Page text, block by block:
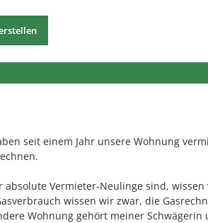
seit einem Jahr unsere Wohnung
absolute Vermieter-Neulinge sind,
wissen wir zwar, die
Wohnung gehört meiner